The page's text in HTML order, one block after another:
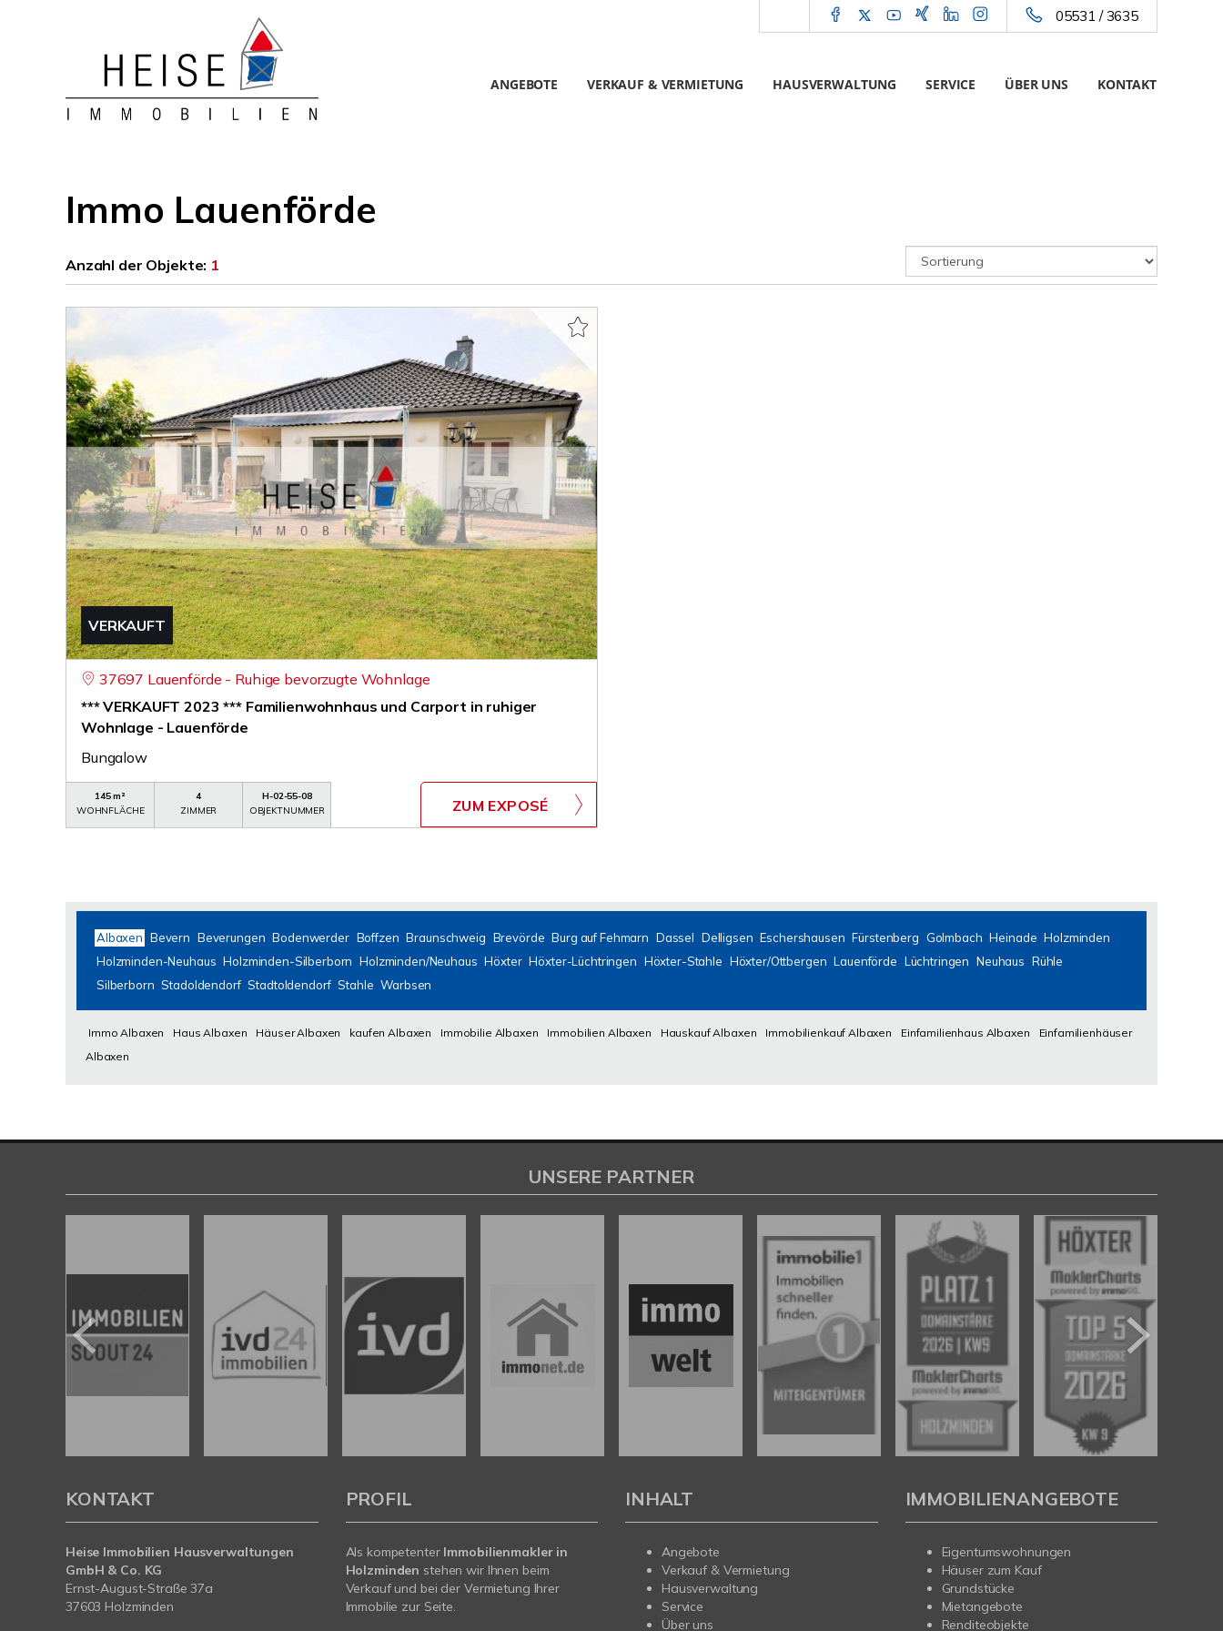
05531 / 3635
ANGEBOTE VERKAUF & VERMIETUNG HAUSVERWALTUNG SERVICE ÜBER UNS KONTAKT
Immo Lauenförde
Anzahl der Objekte: 1
VERKAUFT
37697 Lauenförde - Ruhige bevorzugte Wohnlage
*** VERKAUFT 2023 *** Familienwohnhaus und Carport in ruhiger
Wohnlage - Lauenförde
Bungalow
145 m²
WOHNFLÄCHE
4
ZIMMER
H-02-55-08
OBJEKTNUMMER
ZUM EXPOSÉ
Albaxen Bevern Beverungen Bodenwerder Boffzen Braunschweig Brevörde Burg auf Fehmarn Dassel Delligsen Eschershausen Fürstenberg Golmbach Heinade Holzminden
Holzminden-Neuhaus Holzminden-Silberborn Holzminden/Neuhaus Höxter Höxter-Lüchtringen Höxter-Stahle Höxter/Ottbergen Lauenförde Lüchtringen Neuhaus Rühle
Silberborn Stadoldendorf Stadtoldendorf Stahle Warbsen
Immo Albaxen Haus Albaxen Häuser Albaxen kaufen Albaxen Immobilie Albaxen Immobilien Albaxen Hauskauf Albaxen Immobilienkauf Albaxen Einfamilienhaus Albaxen
Einfamilienhäuser
Albaxen
UNSERE PARTNER
KONTAKT
Heise Immobilien Hausverwaltungen
GmbH & Co. KG
Ernst-August-Straße 37a
37603 Holzminden
PROFIL
Als kompetenter Immobilienmakler in
Holzminden stehen wir Ihnen beim
Verkauf und bei der Vermietung Ihrer
Immobilie zur Seite.
INHALT
Angebote
Verkauf & Vermietung
Hausverwaltung
Service
Über uns
IMMOBILIENANGEBOTE
Eigentumswohnungen
Häuser zum Kauf
Grundstücke
Mietangebote
Renditeobjekte